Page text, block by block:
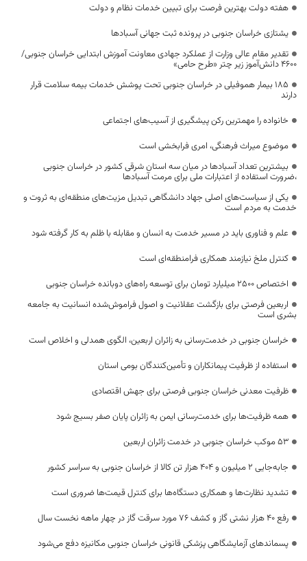
هفته دولت بهترین فرصت برای تبیین خدمات نظام و دولت
یشتازی خراسان جنوبی در پرونده ثبت جهانی آسبادها
تقدیر مقام عالی وزارت از عملکرد جهادی معاونت آموزش ابتدایی خراسان جنوبی/
۴۶۰۰ دانش‌آموز زیر چتر «طرح حامی»
۱۸۵ بیمار هموفیلی در خراسان جنوبی تحت پوشش خدمات بیمه سلامت قرار
دارند
خانواده را مهمترین رکن پیشگیری از آسیب‌های اجتماعی
موضوع میراث فرهنگی، امری فرابخشی است
بیشترین تعداد آسبادها در میان سه استان شرقی کشور در خراسان جنوبی
،ضرورت استفاده از اعتبارات ملی برای مرمت آسبادها
یکی از سیاست‌های اصلی جهاد دانشگاهی تبدیل مزیت‌های منطقه‌ای به ثروت و
خدمت به مردم است
علم و فناوری باید در مسیر خدمت به انسان و مقابله با ظلم به کار گرفته شود
کنترل ملخ نیازمند همکاری فرامنطقه‌ای است
اختصاص 2500 میلیارد تومان برای توسعه راه‌های دوبانده خراسان جنوبی
اربعین فرصتی برای بازگشت عقلانیت و اصول فراموش‌شده انسانیت به جامعه
بشری است
خراسان جنوبی در خدمت‌رسانی به زائران اربعین، الگوی همدلی و اخلاص است
استفاده از ظرفیت پیمانکاران و تأمین‌کنندگان بومی استان
ظرفیت معدنی خراسان جنوبی فرصتی برای جهش اقتصادی
همه ظرفیت‌ها برای خدمت‌رسانی ایمن به زائران پایان صفر بسیج شود
53 موکب خراسان جنوبی در خدمت زائران اربعین
جابه‌جایی 2 میلیون و 404 هزار تن کالا از خراسان جنوبی به سراسر کشور
تشدید نظارت‌ها و همکاری دستگاه‌ها برای کنترل قیمت‌ها ضروری است
رفع 40 هزار نشتی گاز و کشف 76 مورد سرقت گاز در چهار ماهه نخست سال
پسماندهای آزمایشگاهی پزشکی قانونی خراسان جنوبی مکانیزه دفع می‌شود